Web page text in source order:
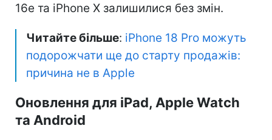
16e та iPhone X залишилися без змін.
Читайте більше: iPhone 18 Pro можуть
подорожчати ще до старту продажів:
причина не в Apple
Оновлення для iPad, Apple Watch
та Android